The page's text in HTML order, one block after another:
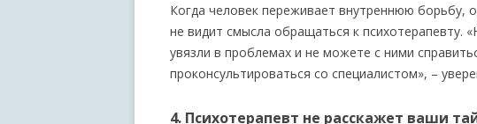
Когда человек переживает внутреннюю
не видит смысла обращаться к психотерапевту.
увязли в проблемах и не можете с ними
проконсультироваться со специалистом», –
4. Психотерапевт не расскажет ваши